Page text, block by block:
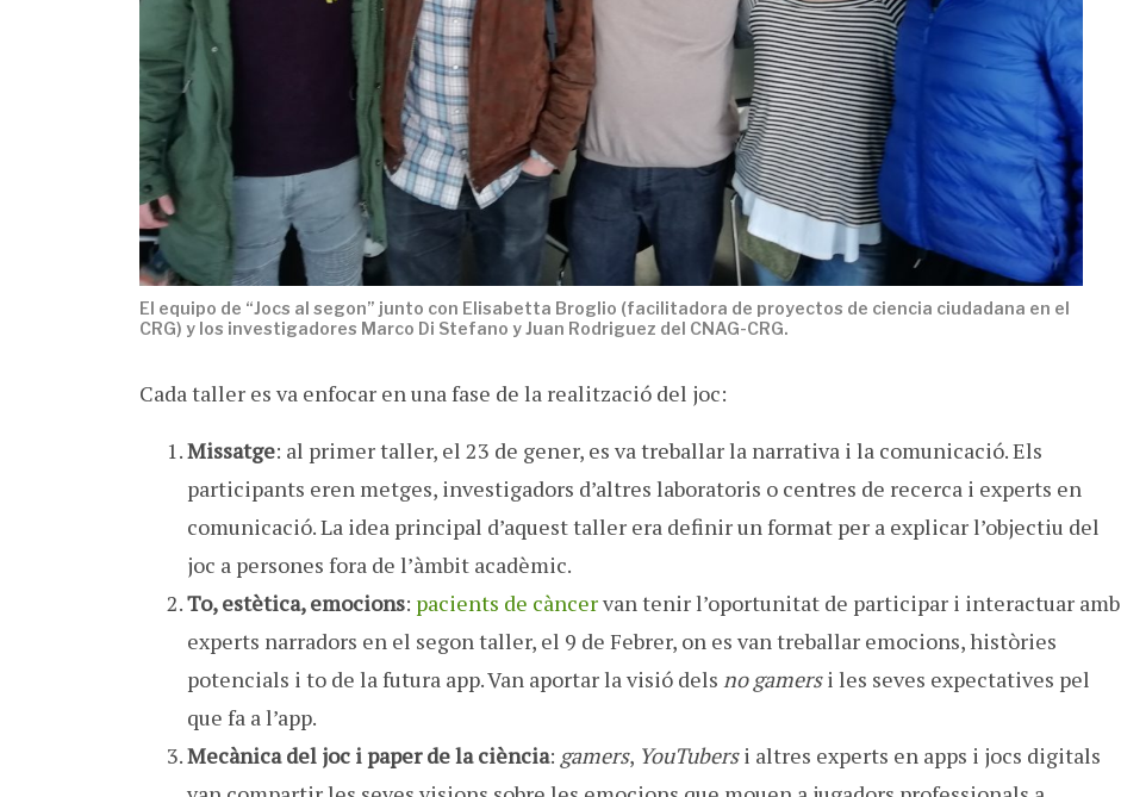
El equipo de “Jocs al segon” junto con Elisabetta Broglio (facilitadora de proyectos de ciencia ciudadana en el
CRG) y los investigadores Marco Di Stefano y Juan Rodriguez del CNAG-CRG.
Cada taller es va enfocar en una fase de la realització del joc:
Missatge: al primer taller, el 23 de gener, es va treballar la narrativa i la comunicació. Els
participants eren metges, investigadors d’altres laboratoris o centres de recerca i experts en
comunicació. La idea principal d’aquest taller era definir un format per a explicar l’objectiu del
joc a persones fora de l’àmbit acadèmic.
To, estètica, emocions: pacients de càncervan tenir l’oportunitat de participar i interactuar amb
experts narradors en el segon taller, el 9 de Febrer, on es van treballar emocions, històries
potencials i to de la futura app. Van aportar la visió dels no gamersi les seves expectatives pel
que fa a l’app.
Mecànica del joc i paper de la ciència: gamers, YouTubersi altres experts en apps i jocs digitals